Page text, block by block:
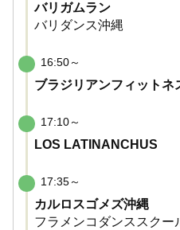
バリガムラン
バリダンス沖縄
16:50～
ブラジリアンフィットネ
17:10～
LOS LATINANCHUS
17:35～
カルロスゴメズ沖縄
フラメンコダンススクー